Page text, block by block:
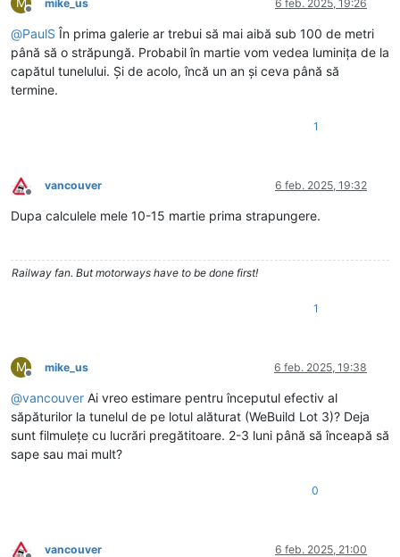
Deconectat
mike_us 6 feb. 2025, 19:26
@PaulS În prima galerie ar trebui să mai aibă sub 100 de metri
până să o străpungă. Probabil în martie vom vedea luminița de la
capătul tunelului. Și de acolo, încă un an și ceva până să
termine.
1
Deconectat
vancouver 6 feb. 2025, 19:32
Dupa calculele mele 10-15 martie prima strapungere.
Railway fan. But motorways have to be done first!
1
M
Deconectat
mike_us 6 feb. 2025, 19:38
@vancouver Ai vreo estimare pentru începutul efectiv al
săpăturilor la tunelul de pe lotul alăturat (WeBuild Lot 3)? Deja
sunt filmulețe cu lucrări pregătitoare. 2-3 luni până să înceapă să
sape sau mai mult?
0
vancouver 6 feb. 2025, 21:00